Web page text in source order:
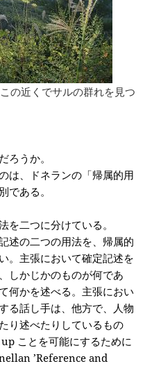
の近くでサルの群れを見つ
ろうか。
は、ドネランの「帰属的用
である。
を二つに分けている。
述の二つの用法を、帰属的
。主張において確定記述を
しかじかのものが何であ
何かを述べる。主張におい
る話し手は、他方で、人物
り述べたりしているもの
ことを可能にするために
’Reference and